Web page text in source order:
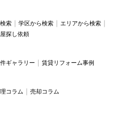
索 学区から検索
エリアから検索
探し依頼
ギャラリー 賃貸リフォーム事例
コラム 売却コラム